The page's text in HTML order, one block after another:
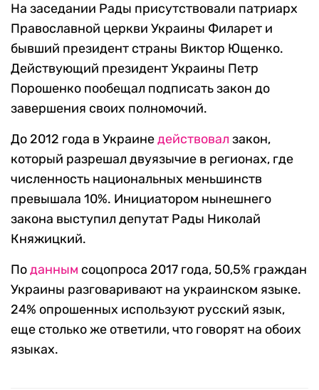
На заседании Рады присутствовали патриарх
Православной церкви Украины Филарет и
бывший президент страны Виктор Ющенко.
Действующий президент Украины Петр
Порошенко пообещал подписать закон до
завершения своих полномочий.
До 2012 года в Украинедействовал закон,
который разрешал двуязычие в регионах, где
численность национальных меньшинств
превышала 10%. Инициатором нынешнего
закона выступил депутат Рады Николай
Княжицкий.
Поданным соцопроса 2017 года, 50,5% граждан
Украины разговаривают на украинском языке.
24% опрошенных используют русский язык,
еще столько же ответили, что говорят на обоих
языках.